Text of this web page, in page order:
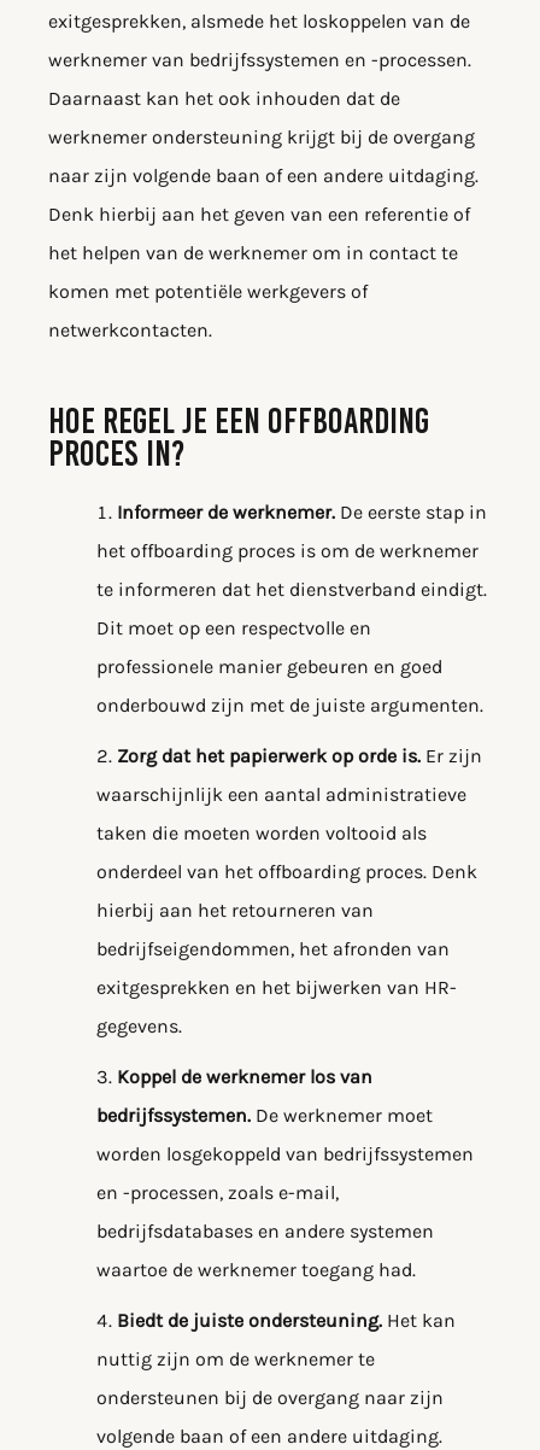
exitgesprekken, alsmede het loskoppelen van de
werknemer van bedrijfssystemen en -processen.
Daarnaast kan het ook inhouden dat de
werknemer ondersteuning krijgt bij de overgang
naar zijn volgende baan of een andere uitdaging.
Denk hierbij aan het geven van een referentie of
het helpen van de werknemer om in contact te
komen met potentiële werkgevers of
netwerkcontacten.
HOE REGEL JE EEN OFFBOARDING
PROCES IN?
Informeer de werknemer. De eerste stap in
het offboarding proces is om de werknemer
te informeren dat het dienstverband eindigt.
Dit moet op een respectvolle en
professionele manier gebeuren en goed
onderbouwd zijn met de juiste argumenten.
Zorg dat het papierwerk op orde is. Er zijn
waarschijnlijk een aantal administratieve
taken die moeten worden voltooid als
onderdeel van het offboarding proces. Denk
hierbij aan het retourneren van
bedrijfseigendommen, het afronden van
exitgesprekken en het bijwerken van HR-
gegevens.
Koppel de werknemer los van
bedrijfssystemen. De werknemer moet
worden losgekoppeld van bedrijfssystemen
en -processen, zoals e-mail,
bedrijfsdatabases en andere systemen
waartoe de werknemer toegang had.
Biedt de juiste ondersteuning. Het kan
nuttig zijn om de werknemer te
ondersteunen bij de overgang naar zijn
volgende baan of een andere uitdaging.